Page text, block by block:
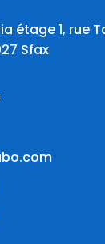
étage 1, rue
Sfax